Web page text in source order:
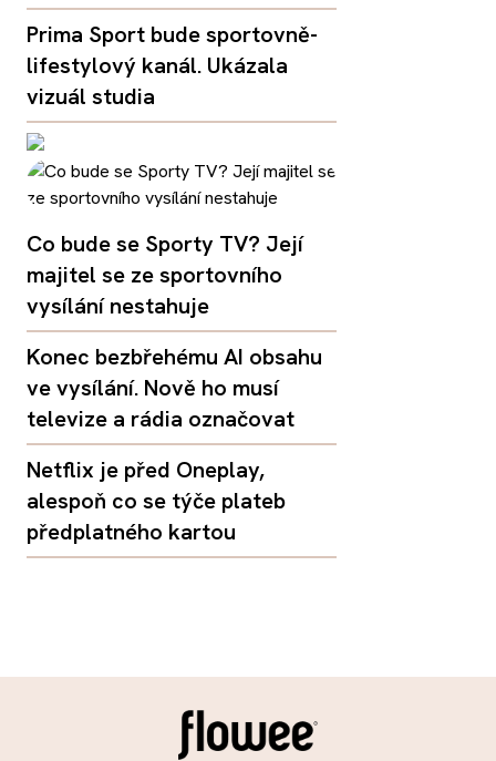
Prima Sport bude sportovně-
lifestylový kanál. Ukázala
vizuál studia
Co bude se Sporty TV? Její
majitel se ze sportovního
vysílání nestahuje
Konec bezbřehému AI obsahu
ve vysílání. Nově ho musí
televize a rádia označovat
Netflix je před Oneplay,
alespoň co se týče plateb
předplatného kartou